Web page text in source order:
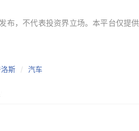
发布，不代表投资界立场。本平台仅
斯 汽车